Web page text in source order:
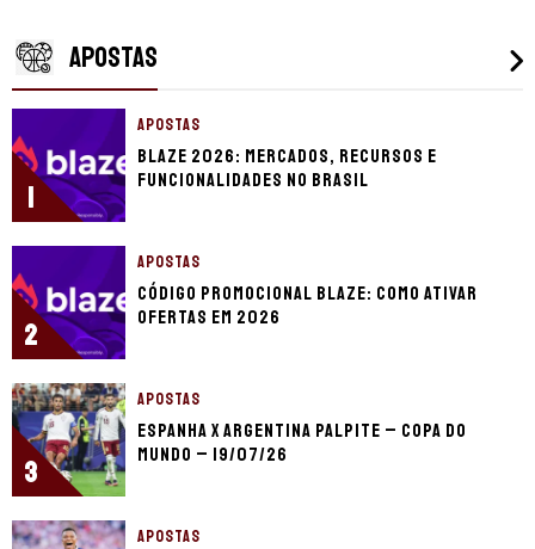
APOSTAS
1
APOSTAS
Blaze 2026: mercados, recursos e
funcionalidades no Brasil
2
APOSTAS
Código promocional Blaze: como ativar
ofertas em 2026
3
APOSTAS
Espanha x Argentina palpite – Copa do
Mundo – 19/07/26
APOSTAS